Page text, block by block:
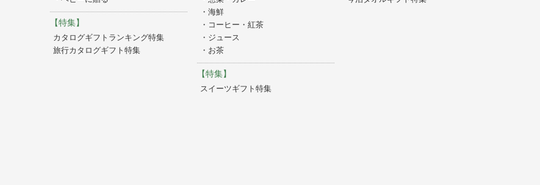
【特集】
カタログギフトランキング特集
旅行カタログギフト特集
・海鮮
・コーヒー・紅茶
・ジュース
・お茶
【特集】
スイーツギフト特集